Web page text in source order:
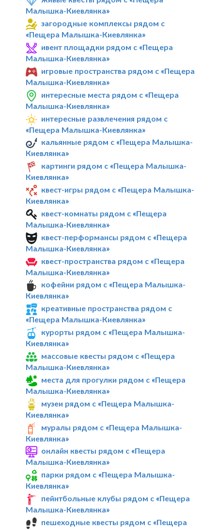
Малышка-Киевлянка»
загородные комплексы рядом с
«Пещера Малышка-Киевлянка»
ивент площадки рядом с «Пещера
Малышка-Киевлянка»
игровые пространства рядом с «Пещера
Малышка-Киевлянка»
интересные места рядом с «Пещера
Малышка-Киевлянка»
интересные развлечения рядом с
«Пещера Малышка-Киевлянка»
кальянные рядом с «Пещера Малышка-
Киевлянка»
картинги рядом с «Пещера Малышка-
Киевлянка»
квест-игры рядом с «Пещера Малышка-
Киевлянка»
квест-комнаты рядом с «Пещера
Малышка-Киевлянка»
квест-перформансы рядом с «Пещера
Малышка-Киевлянка»
квест-пространства рядом с «Пещера
Малышка-Киевлянка»
кофейни рядом с «Пещера Малышка-
Киевлянка»
креативные пространства рядом с
«Пещера Малышка-Киевлянка»
курорты рядом с «Пещера Малышка-
Киевлянка»
массовые квесты рядом с «Пещера
Малышка-Киевлянка»
места для прогулки рядом с «Пещера
Малышка-Киевлянка»
музеи рядом с «Пещера Малышка-
Киевлянка»
муралы рядом с «Пещера Малышка-
Киевлянка»
онлайн квесты рядом с «Пещера
Малышка-Киевлянка»
парки рядом с «Пещера Малышка-
Киевлянка»
пейнтбольные клубы рядом с «Пещера
Малышка-Киевлянка»
пешеходные квесты рядом с «Пещера